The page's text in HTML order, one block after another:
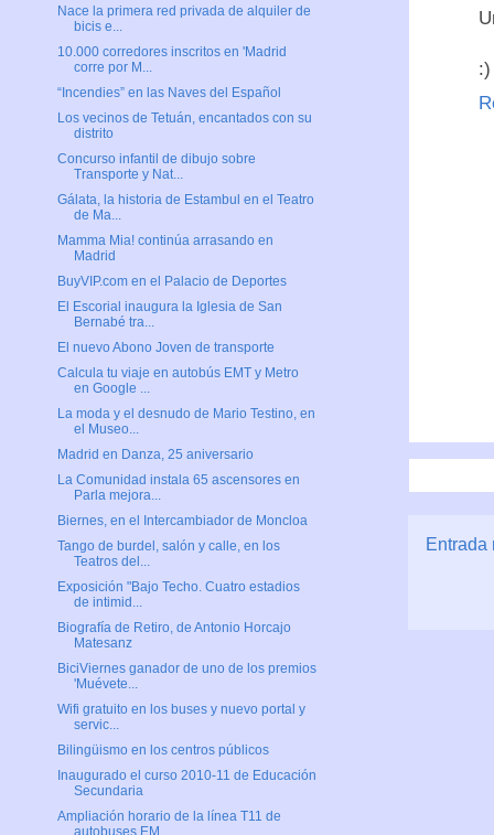
Entrada
Nace la primera red privada de alquiler de
bicis e...
10.000 corredores inscritos en 'Madrid
corre por M...
“Incendies” en las Naves del Español
Los vecinos de Tetuán, encantados con su
distrito
Concurso infantil de dibujo sobre
Transporte y Nat...
Gálata, la historia de Estambul en el Teatro
de Ma...
Mamma Mia! continúa arrasando en
Madrid
BuyVIP.com en el Palacio de Deportes
El Escorial inaugura la Iglesia de San
Bernabé tra...
El nuevo Abono Joven de transporte
Calcula tu viaje en autobús EMT y Metro
en Google ...
La moda y el desnudo de Mario Testino, en
el Museo...
Madrid en Danza, 25 aniversario
La Comunidad instala 65 ascensores en
Parla mejora...
Biernes, en el Intercambiador de Moncloa
Tango de burdel, salón y calle, en los
Teatros del...
Exposición "Bajo Techo. Cuatro estadios
de intimid...
Biografía de Retiro, de Antonio Horcajo
Matesanz
BiciViernes ganador de uno de los premios
'Muévete...
Wifi gratuito en los buses y nuevo portal y
servic...
Bilingüismo en los centros públicos
Inaugurado el curso 2010-11 de Educación
Secundaria
Ampliación horario de la línea T11 de